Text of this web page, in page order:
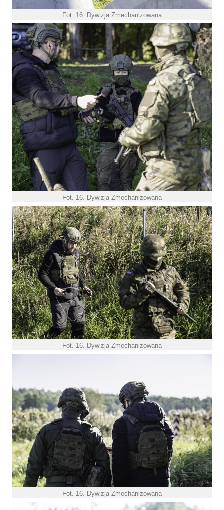
Fot. 16. Dywizja Zmechanizowana
Fot. 16. Dywizja Zmechanizowana
Fot. 16. Dywizja Zmechanizowana
Fot. 16. Dywizja Zmechanizowana